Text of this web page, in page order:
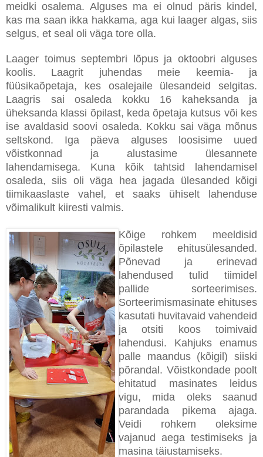
meidki osalema. Alguses ma ei olnud päris kindel,
kas ma saan ikka hakkama, aga kui laager algas, siis
selgus, et seal oli väga tore olla.
Laager toimus septembri lõpus ja oktoobri alguses
koolis. Laagrit juhendas meie keemia- ja
füüsikaõpetaja, kes osalejaile ülesandeid selgitas.
Laagris sai osaleda kokku 16 kaheksanda ja
üheksanda klassi õpilast, keda õpetaja kutsus või kes
ise avaldasid soovi osaleda. Kokku sai väga mõnus
seltskond. Iga päeva alguses loosisime uued
võistkonnad ja alustasime ülesannete
lahendamisega. Kuna kõik tahtsid lahendamisel
osaleda, siis oli väga hea jagada ülesanded kõigi
tiimikaaslaste vahel, et saaks ühiselt lahenduse
võimalikult kiiresti valmis.
Kõige rohkem meeldisid
õpilastele ehitusülesanded.
Põnevad ja erinevad
lahendused tulid tiimidel
pallide sorteerimises.
Sorteerimismasinate ehituses
kasutati huvitavaid vahendeid
ja otsiti koos toimivaid
lahendusi. Kahjuks enamus
palle maandus (kõigil) siiski
põrandal. Võistkondade poolt
ehitatud masinates leidus
vigu, mida oleks saanud
parandada pikema ajaga.
Veidi rohkem oleksime
vajanud aega testimiseks ja
masina täiustamiseks.